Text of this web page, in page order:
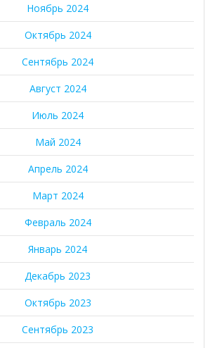
Ноябрь 2024
Октябрь 2024
Сентябрь 2024
Август 2024
Июль 2024
Май 2024
Апрель 2024
Март 2024
Февраль 2024
Январь 2024
Декабрь 2023
Октябрь 2023
Сентябрь 2023